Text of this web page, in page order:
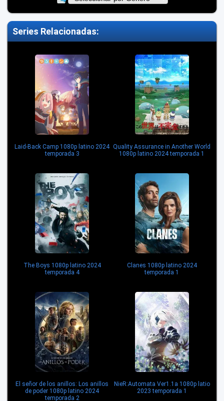
Series Relacionadas:
Laid-Back Camp 1080p latino 2024
temporada 3
Quality Assurance in Another World
1080p latino 2024 temporada 1
The Boys 1080p latino 2024
temporada 4
Clanes 1080p latino 2024
temporada 1
El señor de los anillos: Los anillos
de poder 1080p latino 2024
temporada 2
NieR:Automata Ver1.1a 1080p latio
2023 temporada 1